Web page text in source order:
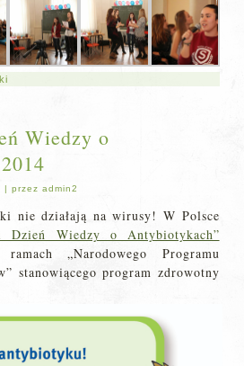
Wiedzy o
|przez admin2
nie działają na wirusy! W Polsce
Dzień Wiedzy o Antybiotykach”
„Narodowego Programu
stanowiącego program zdrowotny